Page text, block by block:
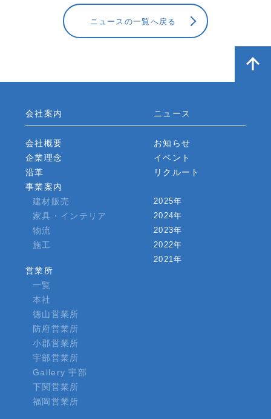
ニュースの一覧へ戻る
会社案内
会社概要
企業理念
沿革
事業案内
建材販売
家具・インテリア
物流
施工
営業所
一覧
本社
徳山営業所
防府営業所
小郡営業所
宇部営業所
Gallery 宇部
下関営業所
福岡営業所
ニュース
お知らせ
イベント
リクルート
2025年
2024年
2023年
2022年
2021年